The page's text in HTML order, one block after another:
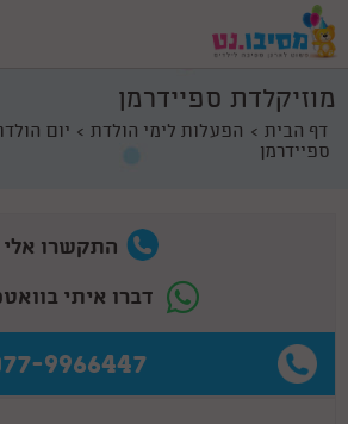
מוזיקלדת ספיידרמן
דף הבית הפעלות לימי הולדת יום
ספיידרמן
התקשרו אלי
דברו איתי
9966447